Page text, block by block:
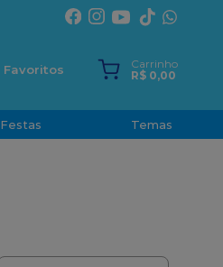
Carrinho
R$ 0,00
Festas Temas